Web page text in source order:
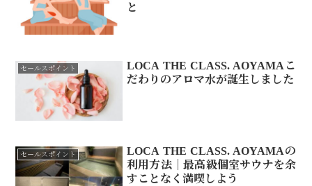
と
セールスポイント
LOCA THE CLASS. AOYAMAこ
だわりのアロマ水が誕生しました
セールスポイント
LOCA THE CLASS. AOYAMAの
利用方法｜最高級個室サウナを余
すことなく満喫しよう